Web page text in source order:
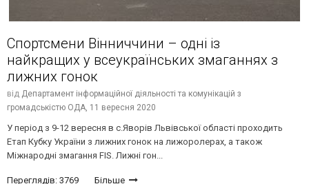
Спортсмени Вінниччини – одні із
найкращих у всеукраїнських змаганнях з
лижних гонок
від Департамент інформаційної діяльності та комунікацій з
громадськістю ОДА, 11 вересня 2020
У період з 9-12 вересня в с.Яворів Львівської області проходить
Етап Кубку України з лижних гонок на лижоролерах, а також
Міжнародні змагання FIS. Лижні гон...
Переглядів: 3769 Більше